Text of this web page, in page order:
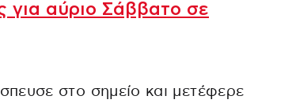
για αύριο Σάββατο σε
στο σημείο και μετέφερε